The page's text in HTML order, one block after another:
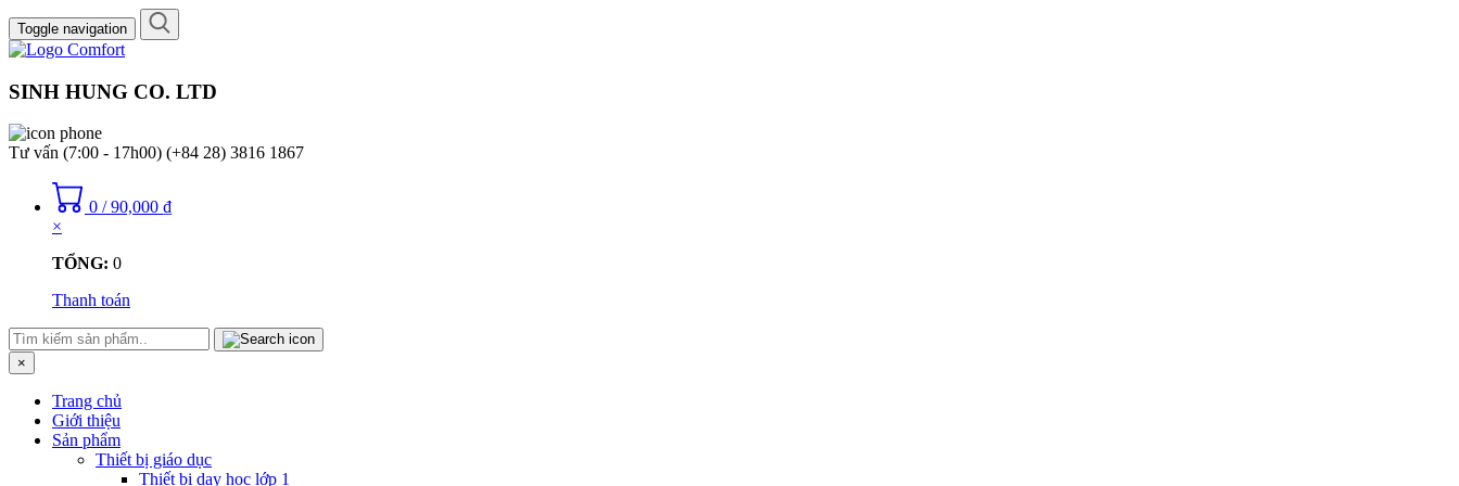
Toggle navigation
SINH HUNG CO. LTD
Tư vấn (7:00 - 17h00) (+84 28) 3816 1867
0 / 90,000 ₫
×
TỔNG: 0
Thanh toán
×
Trang chủ
Giới thiệu
Sản phẩm
Thiết bị giáo dục
Thiết bị dạy học lớp 1